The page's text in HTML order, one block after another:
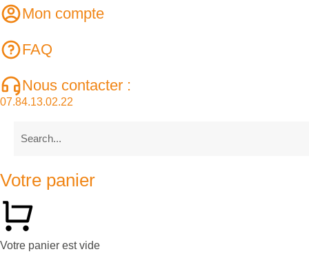
Mon compte
FAQ
Nous contacter :
07.84.13.02.22
Votre panier
Votre panier est vide